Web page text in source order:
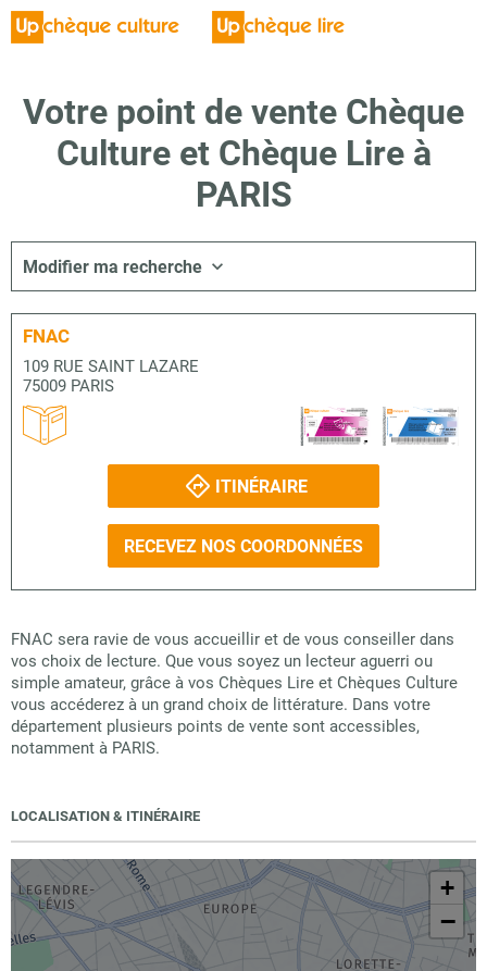
Votre point de vente Chèque
Culture et Chèque Lire à
PARIS
Modifier ma recherche
FNAC
109 RUE SAINT LAZARE
75009 PARIS
ITINÉRAIRE
RECEVEZ NOS COORDONNÉES
FNAC sera ravie de vous accueillir et de vous conseiller dans
vos choix de lecture. Que vous soyez un lecteur aguerri ou
simple amateur, grâce à vos Chèques Lire et Chèques Culture
vous accéderez à un grand choix de littérature. Dans votre
département plusieurs points de vente sont accessibles,
notamment à PARIS.
LOCALISATION & ITINÉRAIRE
+
−